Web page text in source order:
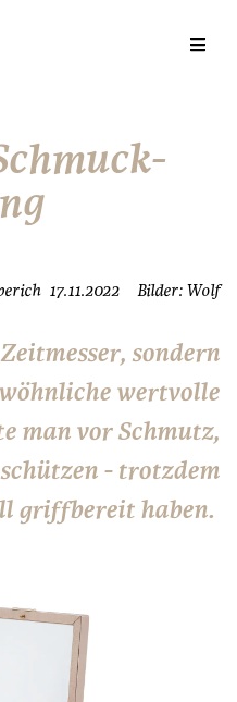
17.11.2022 Bilder: Wolf
sondern
wertvolle
man vor Schmutz,
- trotzdem
griffbereit haben.